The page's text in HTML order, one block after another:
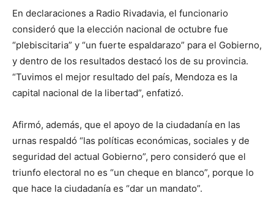
En declaraciones a Radio Rivadavia, el funcionario
consideró que la elección nacional de octubre fue
“plebiscitaria” y “un fuerte espaldarazo” para el Gobierno,
y dentro de los resultados destacó los de su provincia.
“Tuvimos el mejor resultado del país, Mendoza es la
capital nacional de la libertad”, enfatizó.
Afirmó, además, que el apoyo de la ciudadanía en las
urnas respaldó “las políticas económicas, sociales y de
seguridad del actual Gobierno”, pero consideró que el
triunfo electoral no es “un cheque en blanco”, porque lo
que hace la ciudadanía es “dar un mandato”.